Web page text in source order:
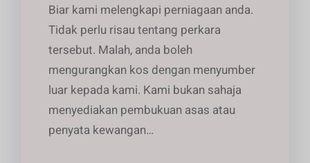
Biar kami melengkapi perniagaan anda.
Tidak perlu risau tentang perkara
tersebut. Malah, anda boleh
mengurangkan kos dengan menyumber
luar kepada kami. Kami bukan sahaja
menyediakan pembukuan asas atau
penyata kewangan…